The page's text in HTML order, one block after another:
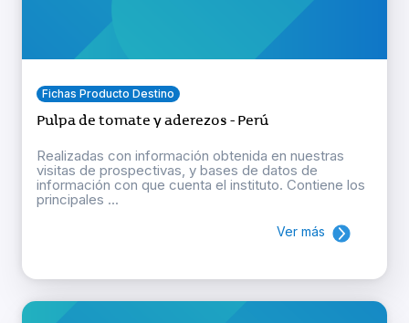
Fichas Producto Destino
Pulpa de tomate y aderezos - Perú
Realizadas con información obtenida en nuestras
visitas de prospectivas, y bases de datos de
información con que cuenta el instituto. Contiene los
principales ...
Ver más